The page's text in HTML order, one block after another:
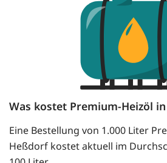
Was kostet Premium-Heizöl
Eine Bestellung von 1.000 Liter
Heßdorf kostet aktuell im